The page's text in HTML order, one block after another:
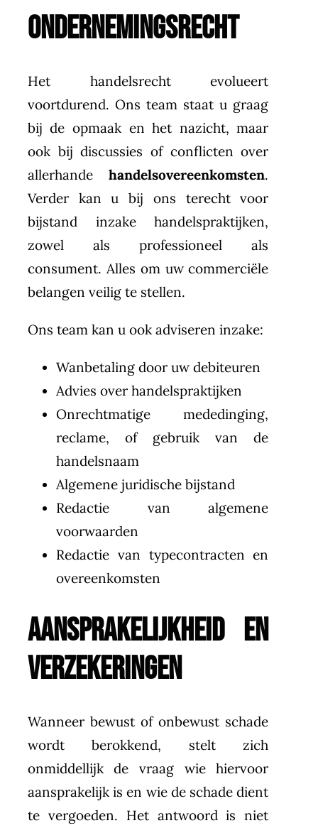
ONDERNEMINGSRECHT
Het handelsrecht evolueert
voortdurend. Ons team staat u graag
bij de opmaak en het nazicht, maar
ook bij discussies of conflicten over
allerhandehandelsovereenkomsten.
Verder kan u bij ons terecht voor
bijstand inzake handelspraktijken,
zowel als professioneel als
consument. Alles om uw commerciële
belangen veilig te stellen.
Ons team kan u ook adviseren inzake:
Wanbetaling door uw debiteuren
Advies over handelspraktijken
Onrechtmatige mededinging,
reclame, of gebruik van de
handelsnaam
Algemene juridische bijstand
Redactie van algemene
voorwaarden
Redactie van typecontracten en
overeenkomsten
AANSPRAKELIJKHEID EN
VERZEKERINGEN
Wanneer bewust of onbewust schade
wordt berokkend, stelt zich
onmiddellijk de vraag wie hiervoor
aansprakelijk is en wie de schade dient
te vergoeden. Het antwoord is niet